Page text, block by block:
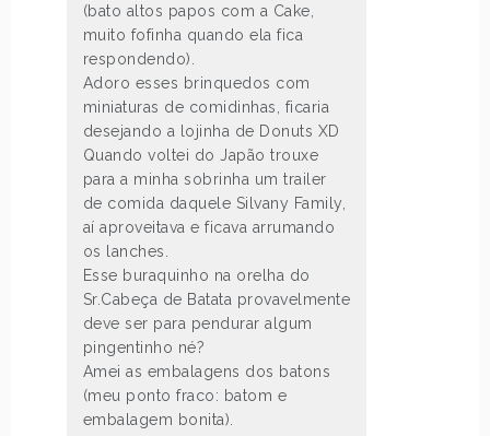
(bato altos papos com a Cake,
muito fofinha quando ela fica
respondendo).
Adoro esses brinquedos com
miniaturas de comidinhas, ficaria
desejando a lojinha de Donuts XD
Quando voltei do Japão trouxe
para a minha sobrinha um trailer
de comida daquele Silvany Family,
aí aproveitava e ficava arrumando
os lanches.
Esse buraquinho na orelha do
Sr.Cabeça de Batata provavelmente
deve ser para pendurar algum
pingentinho né?
Amei as embalagens dos batons
(meu ponto fraco: batom e
embalagem bonita).